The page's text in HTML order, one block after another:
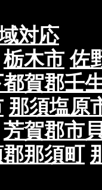
対応
栃木市 佐
賀郡壬
那須塩原
芳賀郡市
那須町